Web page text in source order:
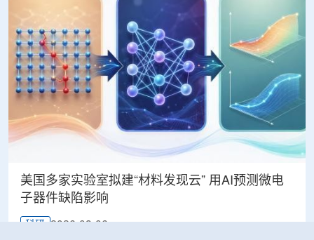
美国多家实验室拟建“材料发现云” 用AI预测微电
子器件缺陷影响
科研 2026-08-06